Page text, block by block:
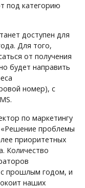
под категорию
доступен для
Для того,
от получения
будет направить
номер), с
по маркетингу
проблемы
приоритетных
Количество
с прошлым годом, и
наших